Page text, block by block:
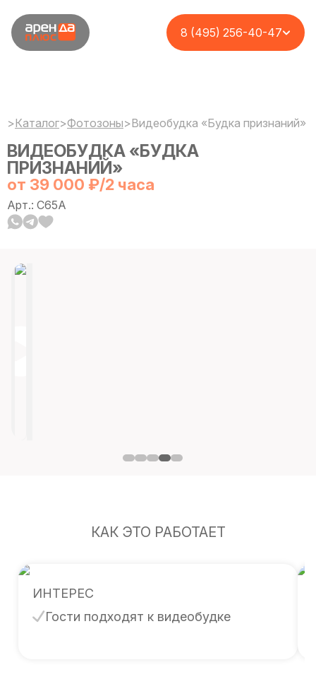
8 (495) 256-40-47
>Каталог>Фотозоны>Видеобудка «Будка признаний»
ВИДЕОБУДКА «БУДКА
ПРИЗНАНИЙ»
от 39 000 ₽/2 часа
Арт.: C65A
КАК ЭТО РАБОТАЕТ
ИНТЕРЕС
Гости подходят к видеобудке